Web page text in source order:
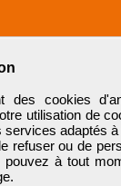
cookies
utilisation de
adaptés
refuser ou de
à tout